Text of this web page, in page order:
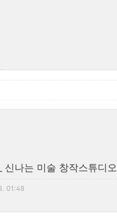
신나는 미술 창작스튜디오
01:48